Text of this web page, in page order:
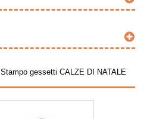
Stampo gessetti CALZE DI NATALE